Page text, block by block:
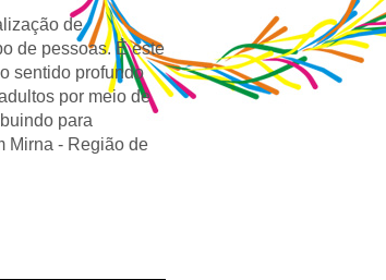
de
de pessoas. É este
sentido profundo
por meio de
para
Mirna - Região de